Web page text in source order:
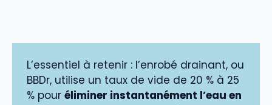
L’essentiel à retenir : l’enrobé drainant, ou
BBDr, utilise un taux de vide de 20 % à 25
% pour éliminer instantanément l’eau en